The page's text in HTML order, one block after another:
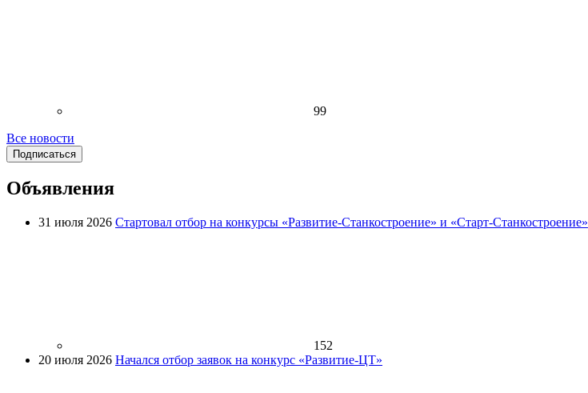
99
Все новости
Подписаться
Объявления
31 июля 2026 Стартовал отбор на конкурсы «Развитие-Станкостроение» и «Старт-Станкостроение»
152
20 июля 2026 Начался отбор заявок на конкурс «Развитие-ЦТ»